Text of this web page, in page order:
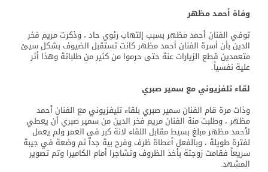
وفاة أحمد مظهر
توفي الفنان أحمد مظهر بسبب إلتهاب رئوي حاد ، وذكرت مريم فخر
الدين بأن أسرة الفنان أحمد مظهر كانت تستقبل الضيوف بشكل سيئ
متعمدين قطع الزيارات عنة حتى حرموا من كثير من طلباتة وهذا أثر
علية نفسياً.
لقاء تلفزيوني مع سمير صبري
وذات مرة قام الفنان سمير صبري بلقاء تليفزيوني مع الفنان أحمد
مظهر ، وطلبت منة الفنان مريم فخر الدين من سمير صبري أن يعطي
لأحمد مظهر مبلغ بسيط مقابل اللقاء لانة كبر في العمر ولم يعمل
لفترة طويلة ، وبالفعل أعطاة ظرف وفرح بية جدآ ثم وضعة في جيبة
سريعاً فقامت زوجتة بأخذ الظروف وتشاجرا أمام الكاميرا وتم تصوير
المشهد.